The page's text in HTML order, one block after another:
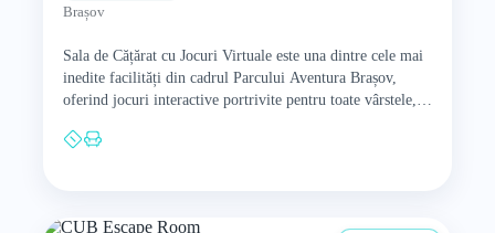
Brașov
Sala de Cățărat cu Jocuri Virtuale este una dintre cele mai
inedite facilități din cadrul Parcului Aventura Brașov,
oferind jocuri interactive portrivite pentru toate vârstele,